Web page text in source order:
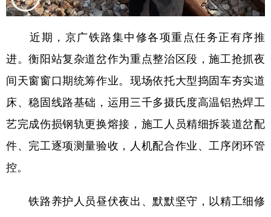
陕西 甘肃 青海 宁夏
新疆 内蒙古 黑龙江
多语种频道
English Español Français عربى
近期，京广铁路集中修各项重点任务正有序推
进。衡阳站复杂道岔作为重点整治区段，施工抢抓夜
间天窗窗口期统筹作业。现场依托大型捣固车夯实道
床、稳固线路基础，运用三千多摄氏度高温铝热焊工
艺完成伤损钢轨更换熔接，施工人员精细拆装道岔配
件、完工逐项测量验收，人机配合作业、工序闭环管
控。
铁路养护人员昼伏夜出、默默坚守，以精工细修